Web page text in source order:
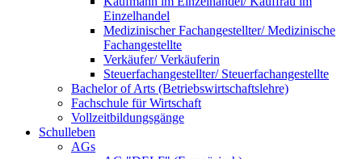
Einzelhandel
Medizinischer Fachangestellter/ Medizinische
Fachangestellte
Verkäufer/ Verkäuferin
Steuerfachangestellter/ Steuerfachangestellte
Bachelor of Arts (Betriebswirtschaftslehre)
Fachschule für Wirtschaft
Vollzeitbildungsgänge
Schulleben
AGs